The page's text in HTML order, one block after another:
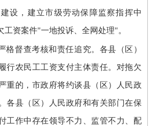
设，建立市级劳动保障监察指挥中
工资案件"一地投诉、全网处理"。
格督查考核和责任追究。各县（区）
行农民工工资支付主体责任。对拖欠
重的，市政府将约谈县（区）人民政
各县（区）人民政府和有关部门在保
工作中存在领导不力、监管不力、配